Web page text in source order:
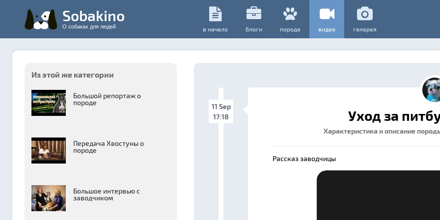
Sobakino
О собаках для людей в начало блоги порода видео галерея
Из этой же категории
Большой репортаж о
породе
Передача Хвостуны о
породе
Большое интервью с
заводчиком
11 Sep
17:18
Уход за
Характеристика и описание
Рассказ заводчицы